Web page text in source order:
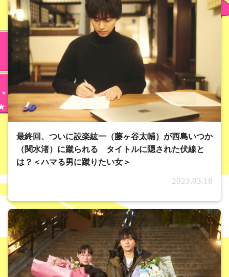
最終回、ついに設楽紘一（藤ヶ谷太輔）が西島いつか
（関水渚）に蹴られる タイトルに隠された伏線と
は？＜ハマる男に蹴りたい女＞
2023.03.18